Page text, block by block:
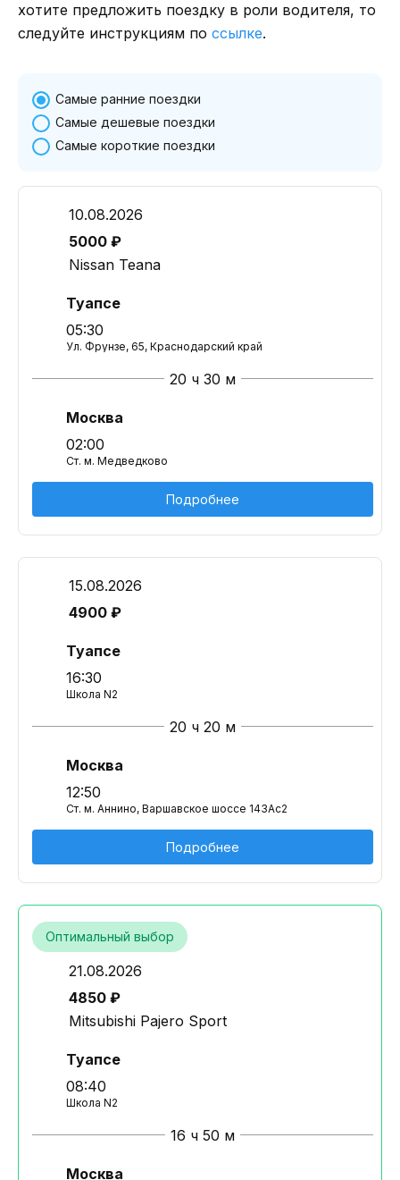
хотите предложить поездку в роли водителя, то
следуйте инструкциям по ссылке.
Самые ранние поездки
Самые дешевые поездки
Самые короткие поездки
10.08.2026
5000 ₽
Nissan Teana
Туапсе
05:30
Ул. Фрунзе, 65, Краснодарский край
20 ч 30 м
Москва
02:00
Ст. м. Медведково
Подробнее
15.08.2026
4900 ₽
Туапсе
16:30
Школа N2
20 ч 20 м
Москва
12:50
Ст. м. Аннино, Варшавское шоссе 143Ас2
Подробнее
Оптимальный выбор
21.08.2026
4850 ₽
Mitsubishi Pajero Sport
Туапсе
08:40
Школа N2
16 ч 50 м
Москва